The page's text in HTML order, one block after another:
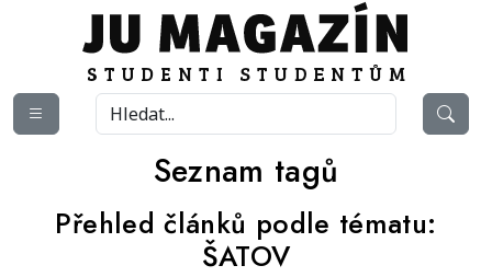
Seznam tagů
Přehled článků podle tématu:
ŠATOV